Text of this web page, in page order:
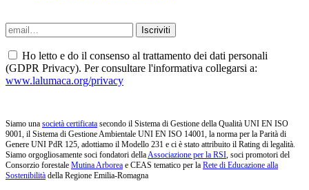
Ho letto e do il consenso al trattamento dei dati personali
(GDPR Privacy). Per consultare l'informativa collegarsi a:
www.lalumaca.org/privacy
Siamo una società certificata secondo il Sistema di Gestione della Qualità UNI EN ISO
9001, il Sistema di Gestione Ambientale UNI EN ISO 14001, la norma per la Parità di
Genere UNI PdR 125, adottiamo il Modello 231 e ci è stato attribuito il Rating di legalità.
Siamo orgogliosamente soci fondatori dellaAssociazione per la RSI, soci promotori del
Consorzio forestale Mutina Arborea e CEAS tematico per la Rete di Educazione alla
Sostenibilità della Regione Emilia-Romagna